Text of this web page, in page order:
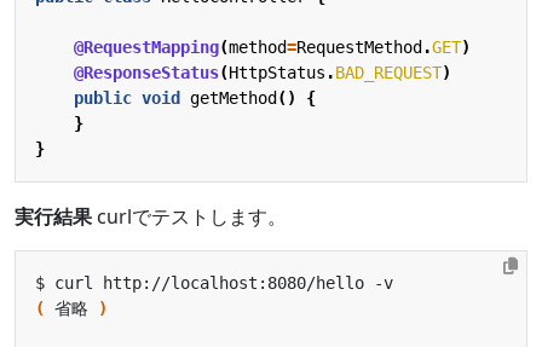
@RequestMapping(method=RequestMethod .GET)
@ResponseStatus(HttpStatus .BAD_REQUEST)
public void getMethod ()
{
}
}
実行結果 curlでテストします。
( 省略 )